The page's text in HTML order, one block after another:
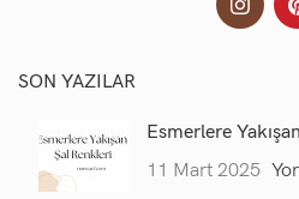
SON YAZILAR
Esmerlere
11 Mart 2025